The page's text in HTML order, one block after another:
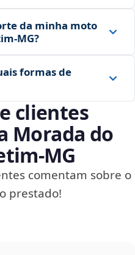
da minha moto
formas de
clientes
Morada do
comentam sobre o
prestado!